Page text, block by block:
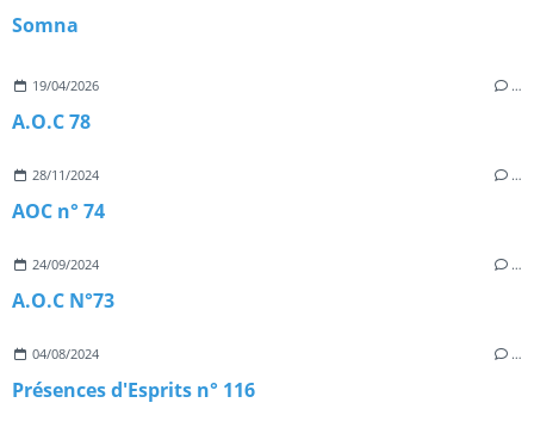
Somna
19/04/2026 …
A.O.C 78
28/11/2024 …
AOC n° 74
24/09/2024 …
A.O.C N°73
04/08/2024 …
Présences d'Esprits n° 116